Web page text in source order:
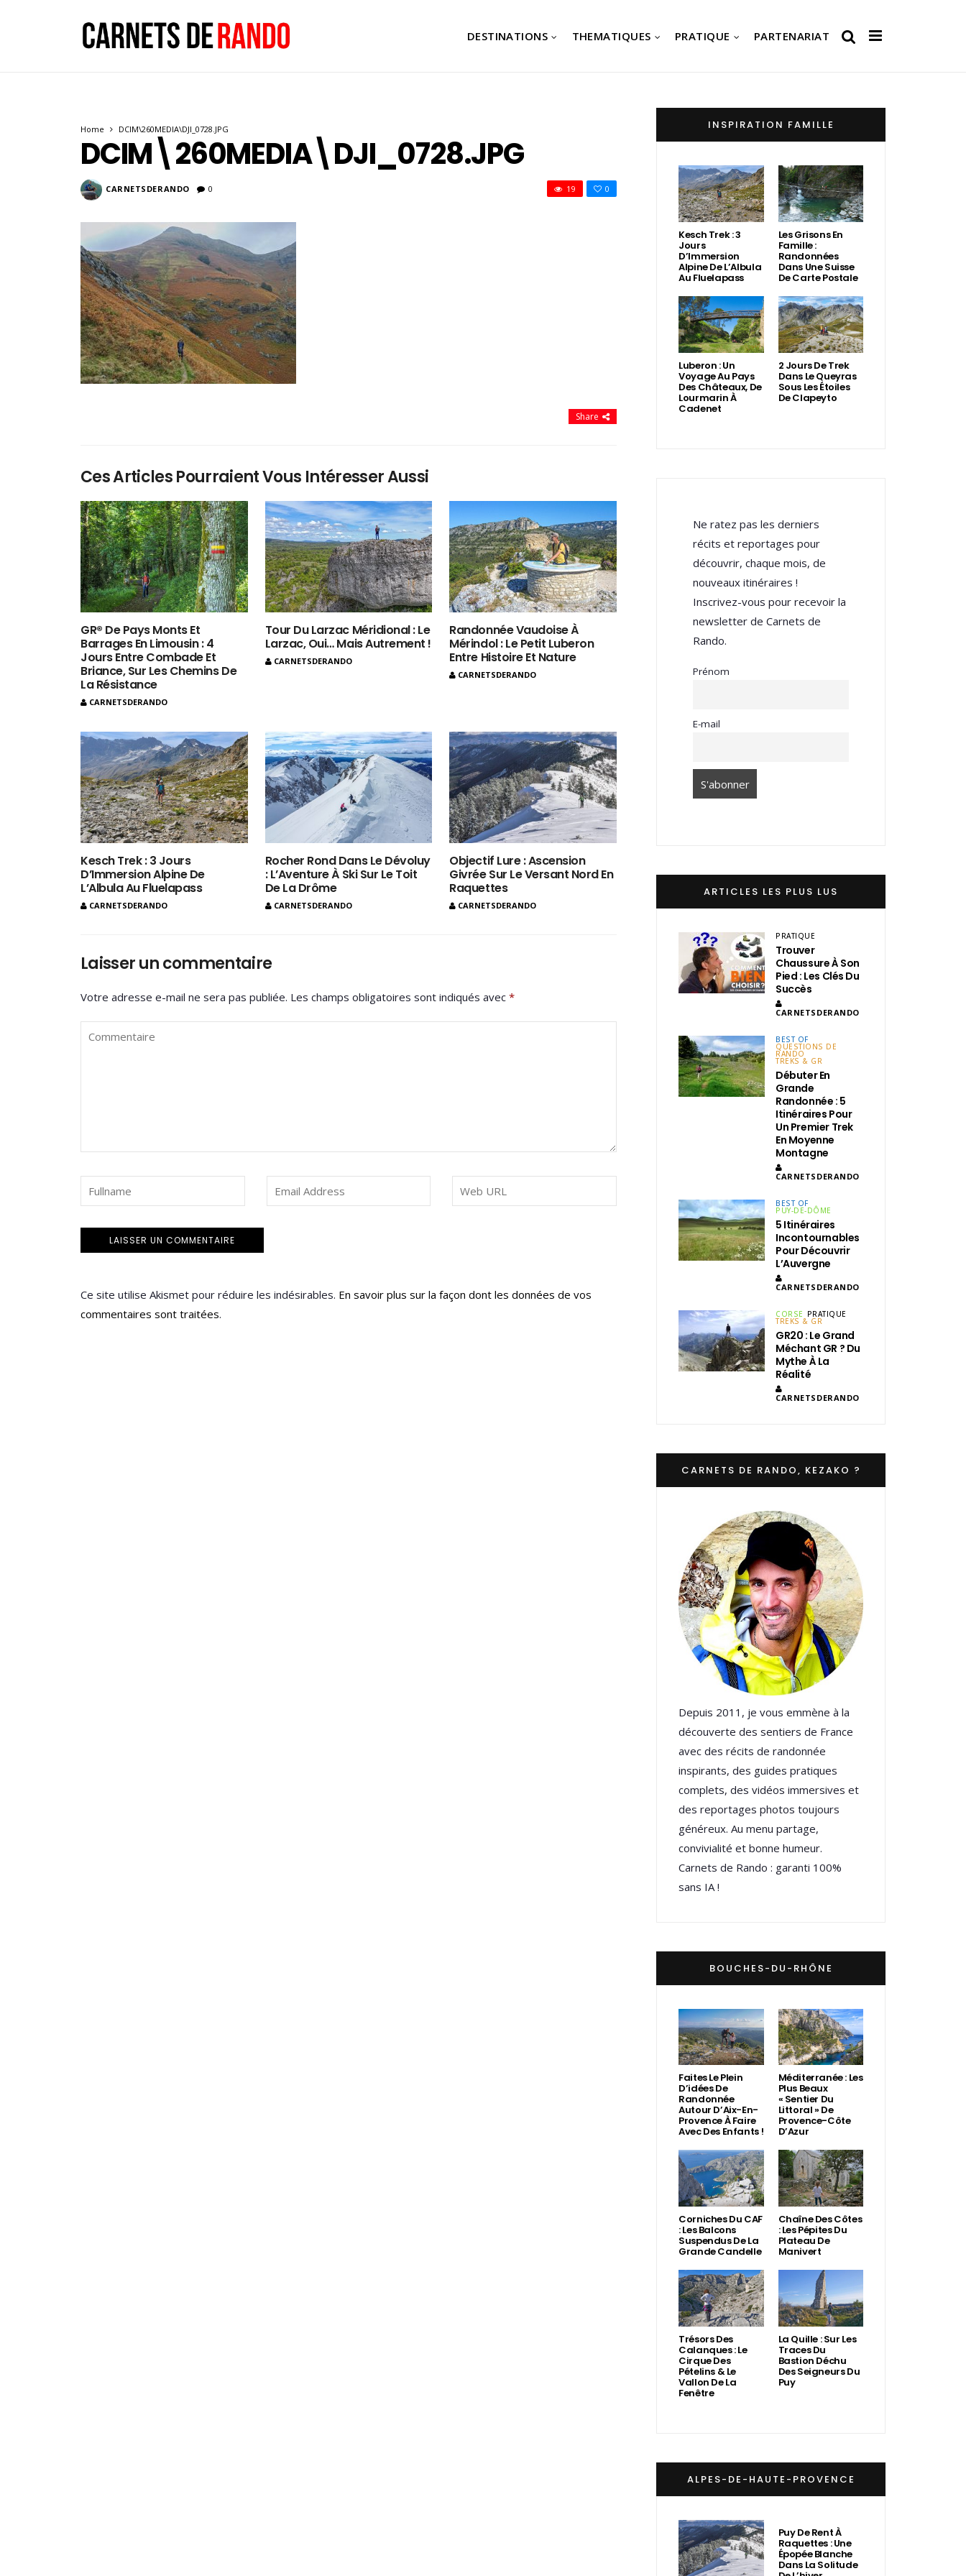
DESTINATIONS THEMATIQUES PRATIQUE PARTENARIAT
Home DCIM\260MEDIA\DJI_0728.JPG
DCIM\260MEDIA\DJI_0728.JPG
CARNETSDERANDO 0 0
19
Share
Ces Articles Pourraient Vous Intéresser Aussi
GR® De Pays Monts Et
Barrages En Limousin : 4
Jours Entre Combade Et
Briance, Sur Les Chemins De
La Résistance
CARNETSDERANDO
Tour Du Larzac Méridional : Le
Larzac, Oui… Mais Autrement !
CARNETSDERANDO
Randonnée Vaudoise À
Mérindol : Le Petit Luberon
Entre Histoire Et Nature
CARNETSDERANDO
Kesch Trek : 3 Jours
D’Immersion Alpine De
L’Albula Au Fluelapass
CARNETSDERANDO
Rocher Rond Dans Le Dévoluy
: L’Aventure À Ski Sur Le Toit
De La Drôme
CARNETSDERANDO
Objectif Lure : Ascension
Givrée Sur Le Versant Nord En
Raquettes
CARNETSDERANDO
Laisser un commentaire
Votre adresse e-mail ne sera pas publiée. Les champs obligatoires sont indiqués avec *
Ce site utilise Akismet pour réduire les indésirables. En savoir plus sur la façon dont les données de vos
commentaires sont traitées.
INSPIRATION FAMILLE
Kesch Trek : 3
Jours
D’Immersion
Alpine De L’Albula
Au Fluelapass
Les Grisons En
Famille :
Randonnées
Dans Une Suisse
De Carte Postale
Luberon : Un
Voyage Au Pays
Des Châteaux, De
Lourmarin À
Cadenet
2 Jours De Trek
Dans Le Queyras
Sous Les Étoiles
De Clapeyto
Ne ratez pas les derniers
récits et reportages pour
découvrir, chaque mois, de
nouveaux itinéraires !
Inscrivez-vous pour recevoir la
newsletter de Carnets de
Rando.
Prénom
E-mail
ARTICLES LES PLUS LUS
PRATIQUE
Trouver
Chaussure À Son
Pied : Les Clés Du
Succès
CARNETSDERANDO
BEST OF
QUESTIONS DE
RANDO
TREKS & GR
Débuter En
Grande
Randonnée : 5
Itinéraires Pour
Un Premier Trek
En Moyenne
Montagne
CARNETSDERANDO
BEST OF
PUY-DE-DÔME
5 Itinéraires
Incontournables
Pour Découvrir
L’Auvergne
CARNETSDERANDO
CORSE PRATIQUE
TREKS & GR
GR20 : Le Grand
Méchant GR ? Du
Mythe À La
Réalité
CARNETSDERANDO
CARNETS DE RANDO, KEZAKO ?
Depuis 2011, je vous emmène à la
découverte des sentiers de France
avec des récits de randonnée
inspirants, des guides pratiques
complets, des vidéos immersives et
des reportages photos toujours
généreux. Au menu partage,
convivialité et bonne humeur.
Carnets de Rando : garanti 100%
sans IA !
BOUCHES-DU-RHÔNE
Faites Le Plein
D’idées De
Randonnée
Autour D’Aix-En-
Provence À Faire
Avec Des Enfants !
Méditerranée : Les
Plus Beaux
« Sentier Du
Littoral » De
Provence-Côte
D’Azur
Corniches Du CAF
: Les Balcons
Suspendus De La
Grande Candelle
Chaîne Des Côtes
: Les Pépites Du
Plateau De
Manivert
Trésors Des
Calanques : Le
Cirque Des
Pételins & Le
Vallon De La
Fenêtre
La Quille : Sur Les
Traces Du
Bastion Déchu
Des Seigneurs Du
Puy
ALPES-DE-HAUTE-PROVENCE
Puy De Rent À
Raquettes : Une
Épopée Blanche
Dans La Solitude